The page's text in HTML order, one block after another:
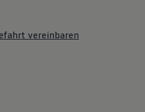
vereinbaren